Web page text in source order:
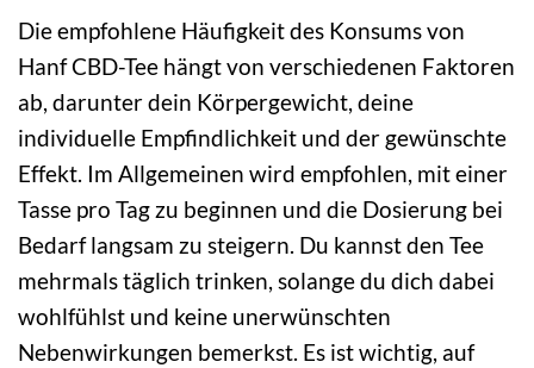
Die empfohlene Häufigkeit des Konsums von
Hanf CBD-Tee hängt von verschiedenen Faktoren
ab, darunter dein Körpergewicht, deine
individuelle Empfindlichkeit und der gewünschte
Effekt. Im Allgemeinen wird empfohlen, mit einer
Tasse pro Tag zu beginnen und die Dosierung bei
Bedarf langsam zu steigern. Du kannst den Tee
mehrmals täglich trinken, solange du dich dabei
wohlfühlst und keine unerwünschten
Nebenwirkungen bemerkst. Es ist wichtig, auf